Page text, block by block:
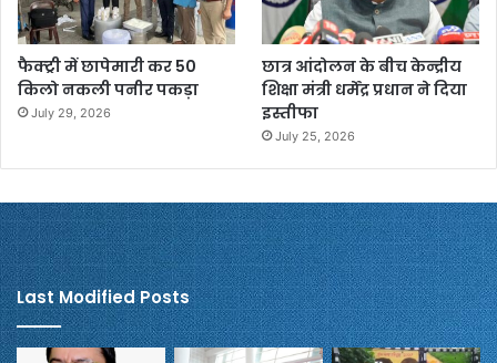
फैक्ट्री में छापेमारी कर 50
किलो नकली पनीर पकड़ा
July 29, 2026
छात्र आंदोलन के बीच केन्द्रीय
शिक्षा मंत्री धर्मेंद्र प्रधान ने दिया
इस्तीफा
July 25, 2026
Last Modified Posts